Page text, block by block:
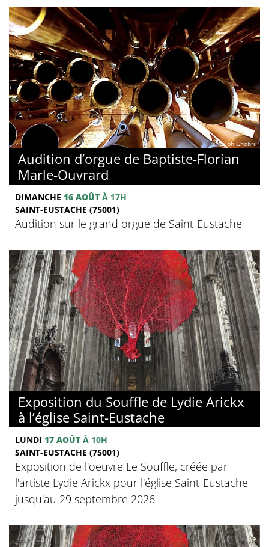
© Ralph Ghobril
Audition d’orgue de Baptiste-Florian
Marle-Ouvrard
DIMANCHE 16 AOÛT À 17H
SAINT-EUSTACHE (75001)
Audition sur le grand orgue de Saint-Eustache
Exposition du Souffle de Lydie Arickx
à l’église Saint-Eustache
LUNDI 17 AOÛT À 10H
SAINT-EUSTACHE (75001)
Exposition de l'oeuvre Le Souffle, créée par
l'artiste Lydie Arickx pour l'église Saint-Eustache
jusqu'au 29 septembre 2026